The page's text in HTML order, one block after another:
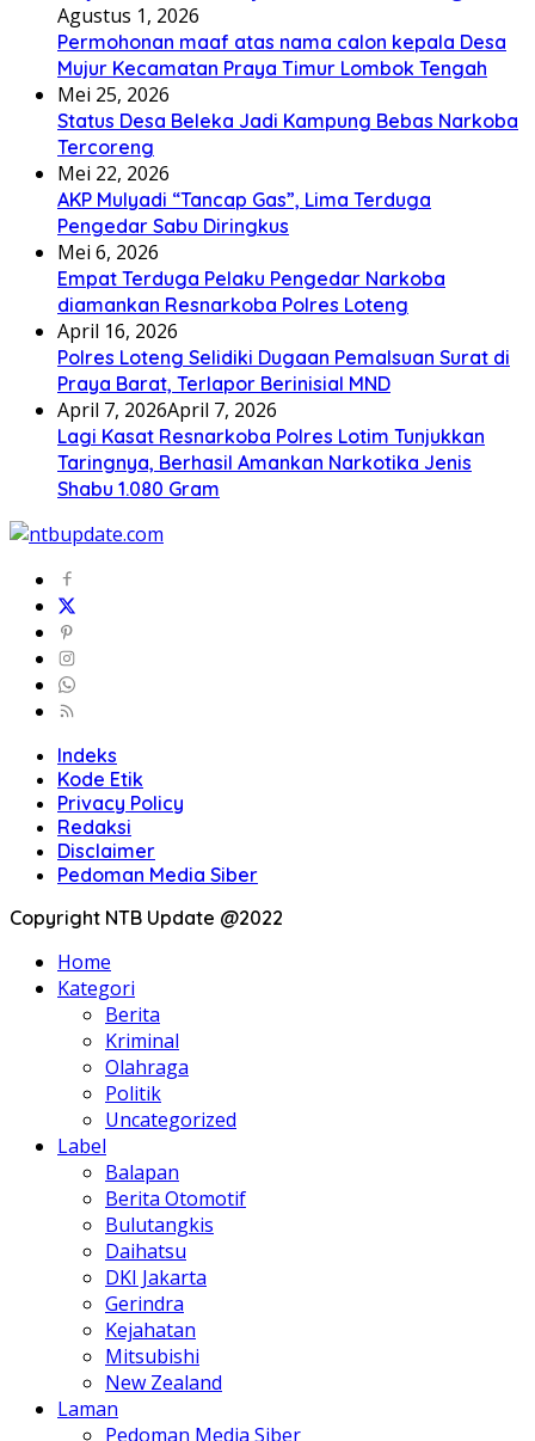
Agustus 1, 2026
Permohonan maaf atas nama calon kepala Desa
Mujur Kecamatan Praya Timur Lombok Tengah
Mei 25, 2026
Status Desa Beleka Jadi ‎Kampung Bebas Narkoba
Tercoreng
Mei 22, 2026
AKP Mulyadi “Tancap Gas”, Lima Terduga
Pengedar Sabu Diringkus
Mei 6, 2026
Empat Terduga Pelaku Pengedar Narkoba
diamankan Resnarkoba Polres Loteng
April 16, 2026
Polres Loteng Selidiki Dugaan Pemalsuan Surat di
Praya Barat, Terlapor Berinisial MND
April 7, 2026April 7, 2026
Lagi Kasat Resnarkoba Polres Lotim Tunjukkan
Taringnya, Berhasil Amankan Narkotika Jenis
Shabu 1.080 Gram
Indeks
Kode Etik
Privacy Policy
Redaksi
Disclaimer
Pedoman Media Siber
Copyright NTB Update @2022
Home
Kategori
Berita
Kriminal
Olahraga
Politik
Uncategorized
Label
Balapan
Berita Otomotif
Bulutangkis
Daihatsu
DKI Jakarta
Gerindra
Kejahatan
Mitsubishi
New Zealand
Laman
Pedoman Media Siber